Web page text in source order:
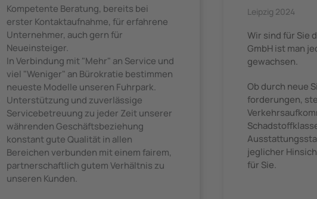
Kompetente Beratung, bereits bei
erster Kontaktaufnahme, für erfahrene
Unternehmer, auch gern für
Neueinsteiger.
In Verbindung mit "Mehr" an Service und
viel "Weniger" an Bürokratie bestimmen
neueste Modelle unseren Fuhrpark.
Unterstützung und zuverlässige
Servicebetreuung zu jeder Zeit unserer
währenden Geschäftsbeziehung
konstant gute Qualität in allen
Bereichen verbunden mit einem fairem,
partnerschaftlich gutem Verhältnis zu
unseren Kunden.
Leipzig 2024
Wir sind für Sie
GmbH ist man
gewachsen.
Ob durch neue
forderungen,
jeglicher
für Sie.